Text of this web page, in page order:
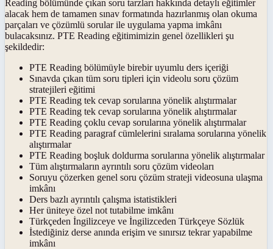
Reading bölümünde çıkan soru tarzları hakkında detaylı eğitimler
alacak hem de tamamen sınav formatında hazırlanmış olan okuma
parçaları ve çözümlü sorular ile uygulama yapma imkânı
bulacaksınız. PTE Reading eğitimimizin genel özellikleri şu
şekildedir:
PTE Reading bölümüyle birebir uyumlu ders içeriği
Sınavda çıkan tüm soru tipleri için videolu soru çözüm
stratejileri eğitimi
PTE Reading tek cevap sorularına yönelik alıştırmalar
PTE Reading tek cevap sorularına yönelik alıştırmalar
PTE Reading çoklu cevap sorularına yönelik alıştırmalar
PTE Reading paragraf cümlelerini sıralama sorularına yönelik
alıştırmalar
PTE Reading boşluk doldurma sorularına yönelik alıştırmalar
Tüm alıştırmaların ayrıntılı soru çözüm videoları
Soruyu çözerken genel soru çözüm strateji videosuna ulaşma
imkânı
Ders bazlı ayrıntılı çalışma istatistikleri
Her üniteye özel not tutabilme imkânı
Türkçeden İngilizceye ve İngilizceden Türkçeye Sözlük
İstediğiniz derse anında erişim ve sınırsız tekrar yapabilme
imkânı